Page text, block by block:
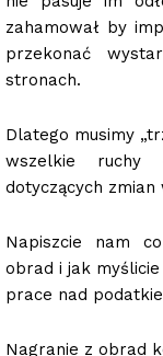
zahamował by
przekonać
stronach.
Dlatego musimy
wszelkie
dotyczących
Napiszcie nam
obrad i jak
prace nad
Nagranie z obrad